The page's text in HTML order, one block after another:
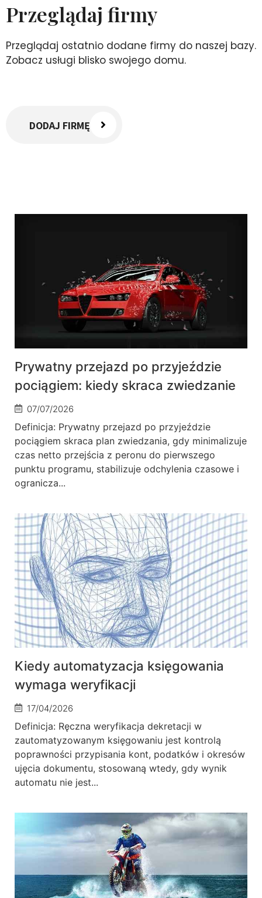
Przeglądaj firmy
Przeglądaj ostatnio dodane firmy do naszej bazy.
Zobacz usługi blisko swojego domu.
DODAJ FIRMĘ
Prywatny przejazd po przyjeździe
pociągiem: kiedy skraca zwiedzanie
07/07/2026
Definicja: Prywatny przejazd po przyjeździe
pociągiem skraca plan zwiedzania, gdy minimalizuje
czas netto przejścia z peronu do pierwszego
punktu programu, stabilizuje odchylenia czasowe i
ogranicza...
Kiedy automatyzacja księgowania
wymaga weryfikacji
17/04/2026
Definicja: Ręczna weryfikacja dekretacji w
zautomatyzowanym księgowaniu jest kontrolą
poprawności przypisania kont, podatków i okresów
ujęcia dokumentu, stosowaną wtedy, gdy wynik
automatu nie jest...